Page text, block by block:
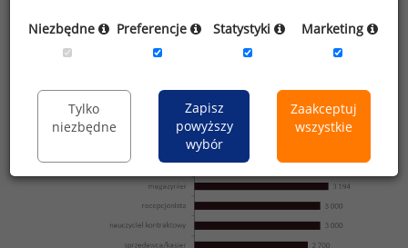
Wykres 3. Mediany wynagrodzeń całkowitych
na wybranych stanowiskach w Warszawie w 2017 roku
Niezbędne Preferencje Statystyki Marketing
Tylko
niezbędne
Zapisz
powyższy
wybór
Zaakceptuj
wszystkie